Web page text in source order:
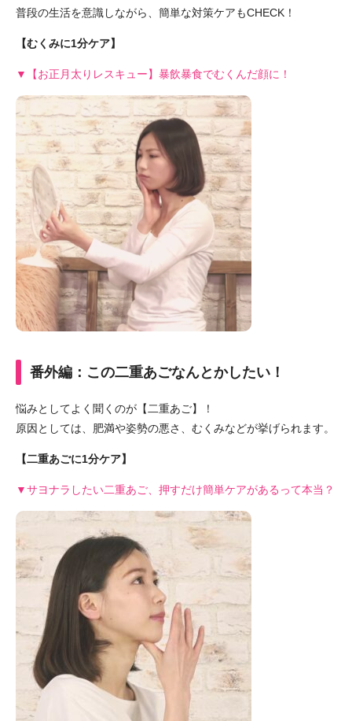
普段の生活を意識しながら、簡単な対策ケアもCHECK！
【むくみに1分ケア】
▼【お正月太りレスキュー】暴飲暴食でむくんだ顔に！
番外編：この二重あごなんとかしたい！
悩みとしてよく聞くのが【二重あご】！
原因としては、肥満や姿勢の悪さ、むくみなどが挙げられます。
【二重あごに1分ケア】
▼サヨナラしたい二重あご、押すだけ簡単ケアがあるって本当？